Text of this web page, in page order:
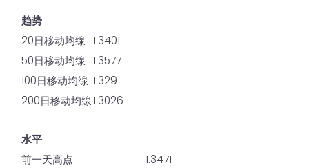
趋势
20日移动均缐 1.3401
50日移动均缐 1.3577
100日移动均缐 1.329
200日移动均缐1.3026
水平
前一天高点
1.3471